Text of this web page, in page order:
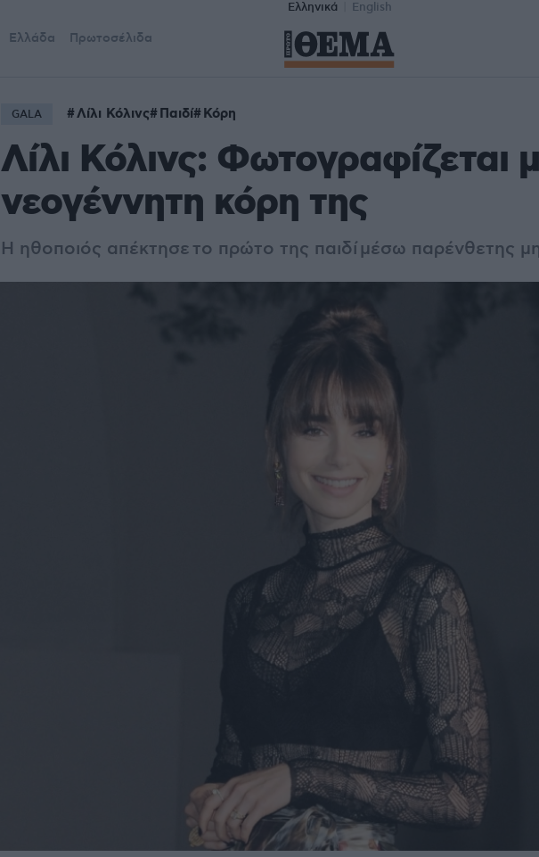
Ελληνικά English
Ελλάδα Πρωτοσέλιδα
GALA Λίλι Κόλινς Παιδί Κόρη
Λίλι Κόλινς: Φωτογραφίζεται
νεογέννητη κόρη της
Η ηθοποιός απέκτησε το πρώτο της παιδί μέσω παρένθετης